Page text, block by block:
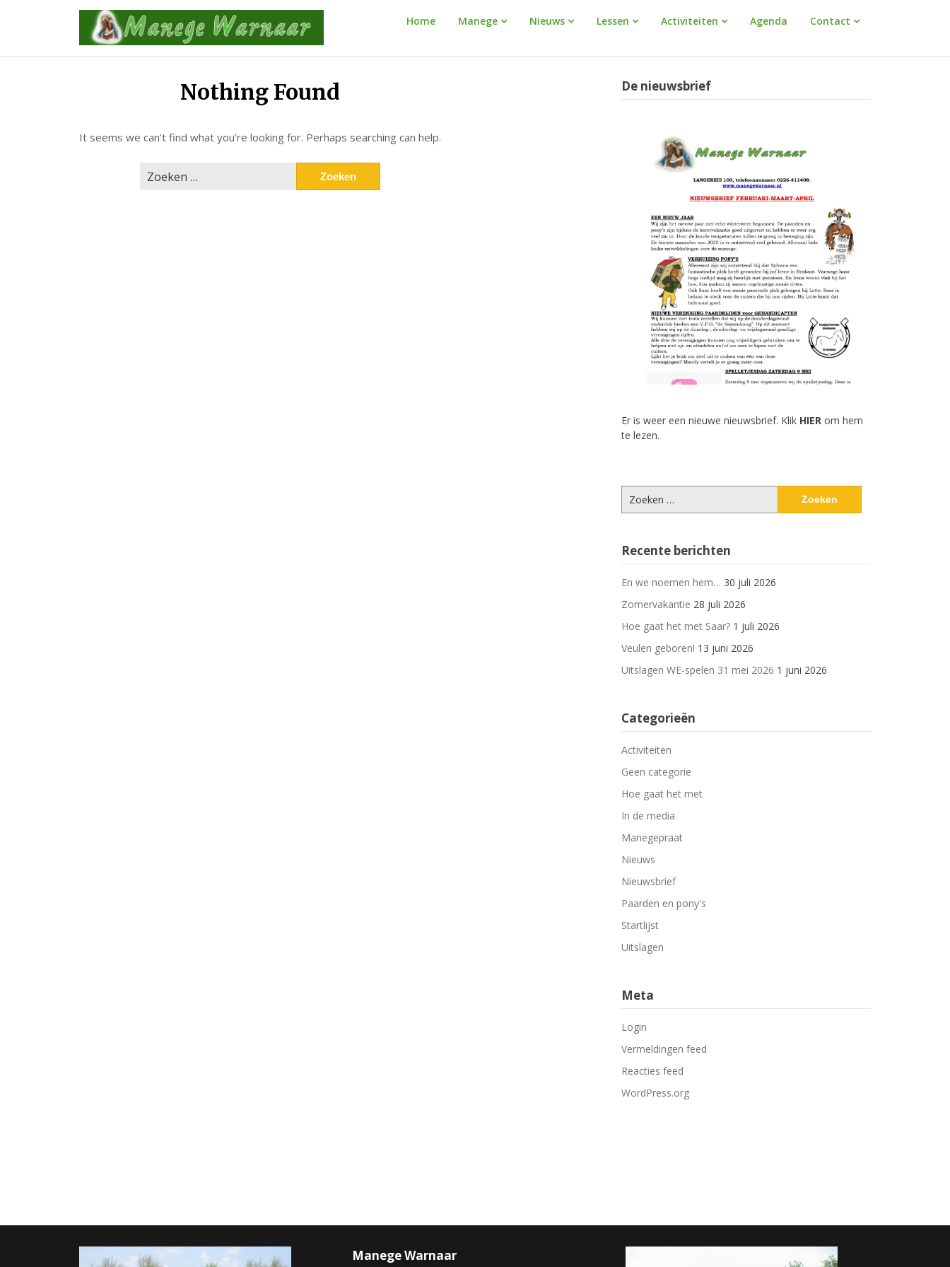
Home Manege Nieuws Lessen Activiteiten Agenda Contact
Nothing Found
It seems we can’t find what you’re looking for. Perhaps searching can help.
De nieuwsbrief
Er is weer een nieuwe nieuwsbrief. Klik HIER om hem
te lezen.
naar:
Recente berichten
En we noemen hem… 30 juli 2026
Zomervakantie 28 juli 2026
Hoe gaat het met Saar? 1 juli 2026
Veulen geboren! 13 juni 2026
Uitslagen WE-spelen 31 mei 2026 1 juni 2026
Categorieën
Activiteiten
Geen categorie
Hoe gaat het met
In de media
Manegepraat
Nieuws
Nieuwsbrief
Paarden en pony's
Startlijst
Uitslagen
Meta
Login
Vermeldingen feed
Reacties feed
WordPress.org
Manege Warnaar